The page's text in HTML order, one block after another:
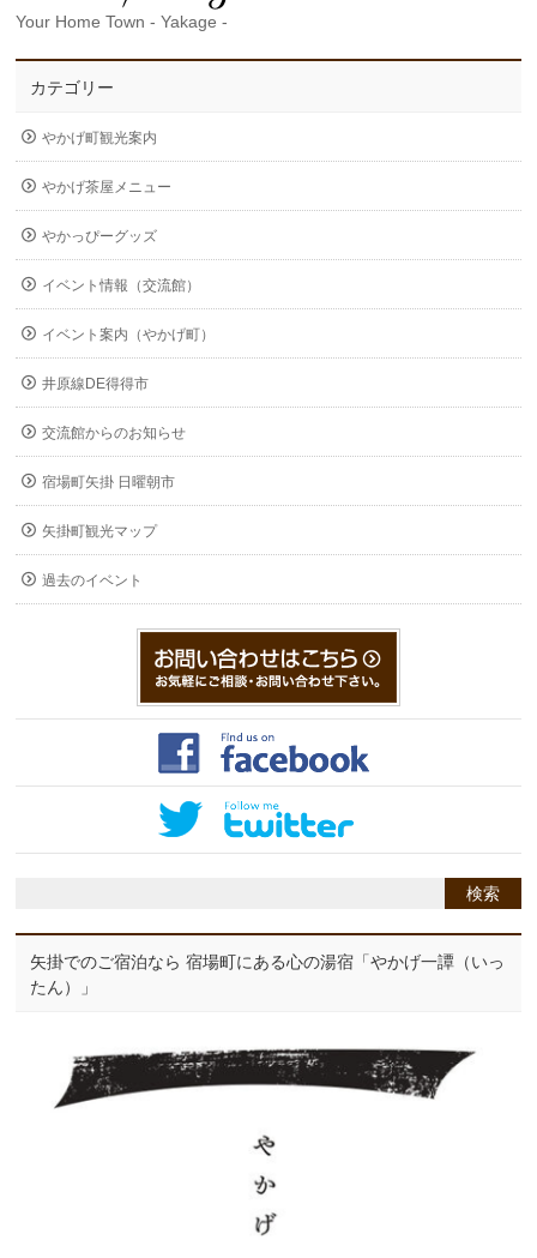
Your Home Town - Yakage -
カテゴリー
やかげ町観光案内
やかげ茶屋メニュー
やかっぴーグッズ
イベント情報（交流館）
イベント案内（やかげ町）
井原線DE得得市
交流館からのお知らせ
宿場町矢掛 日曜朝市
矢掛町観光マップ
過去のイベント
矢掛でのご宿泊なら 宿場町にある心の湯宿「やかげ一譚（いっ
たん）」